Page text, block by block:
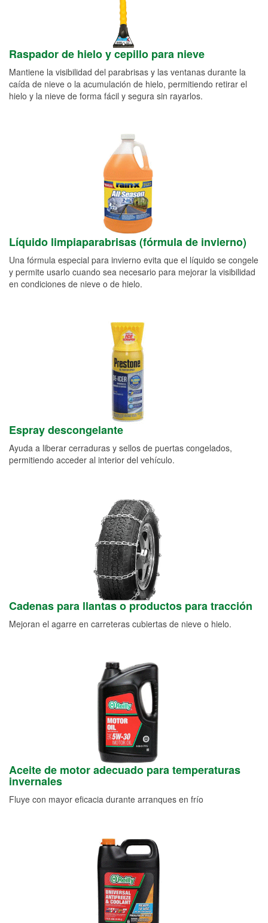
Raspador de hielo y cepillo para nieve
Mantiene la visibilidad del parabrisas y las ventanas durante la
caída de nieve o la acumulación de hielo, permitiendo retirar el
hielo y la nieve de forma fácil y segura sin rayarlos.
Líquido limpiaparabrisas (fórmula de invierno)
Una fórmula especial para invierno evita que el líquido se congele
y permite usarlo cuando sea necesario para mejorar la visibilidad
en condiciones de nieve o de hielo.
Espray descongelante
Ayuda a liberar cerraduras y sellos de puertas congelados,
permitiendo acceder al interior del vehículo.
Cadenas para llantas o productos para tracción
Mejoran el agarre en carreteras cubiertas de nieve o hielo.
Aceite de motor adecuado para temperaturas
invernales
Fluye con mayor eficacia durante arranques en frío